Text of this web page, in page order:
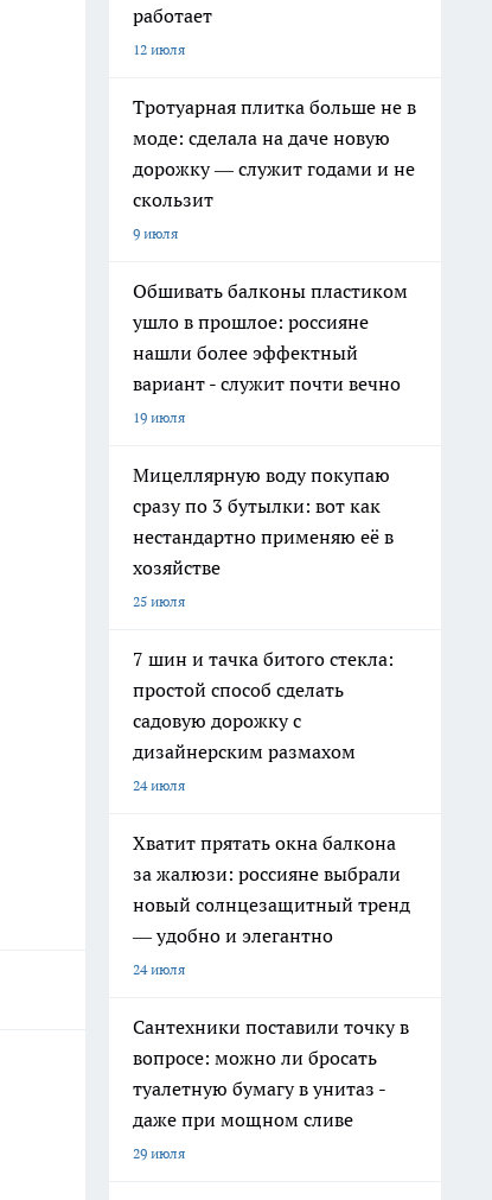
работает
12 июля
Тротуарная плитка больше не в
моде: сделала на даче новую
дорожку — служит годами и не
скользит
9 июля
Обшивать балконы пластиком
ушло в прошлое: россияне
нашли более эффектный
вариант - служит почти вечно
19 июля
Мицеллярную воду покупаю
сразу по 3 бутылки: вот как
нестандартно применяю её в
хозяйстве
25 июля
7 шин и тачка битого стекла:
простой способ сделать
садовую дорожку с
дизайнерским размахом
24 июля
Хватит прятать окна балкона
за жалюзи: россияне выбрали
новый солнцезащитный тренд
— удобно и элегантно
24 июля
Сантехники поставили точку в
вопросе: можно ли бросать
туалетную бумагу в унитаз -
даже при мощном сливе
29 июля